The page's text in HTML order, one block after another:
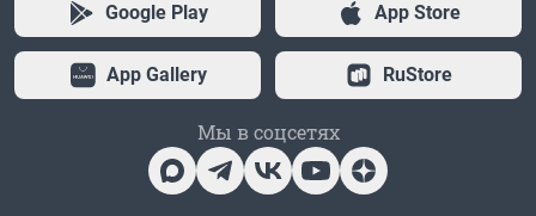
Google Play App Store
App Gallery RuStore
Мы в соцсетях